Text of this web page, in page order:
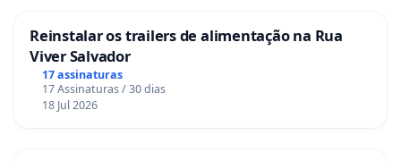
Reinstalar os trailers de alimentação na Rua
Viver Salvador
17 assinaturas
17 Assinaturas / 30 dias
18 Jul 2026